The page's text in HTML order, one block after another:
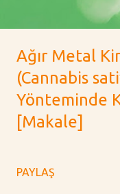
Ağır Metal
(Cannabis
Yönteminde
[Makale]
PAYLAŞ